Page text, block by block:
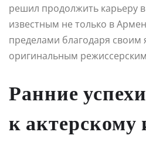
решил продолжить карьеру
известным не только в
пределами благодаря
оригинальным
Ранние
к актерскому